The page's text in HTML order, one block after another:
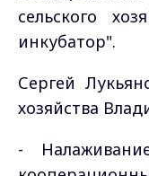
сельского
инкубатор".
Сергей
хозяйства
-